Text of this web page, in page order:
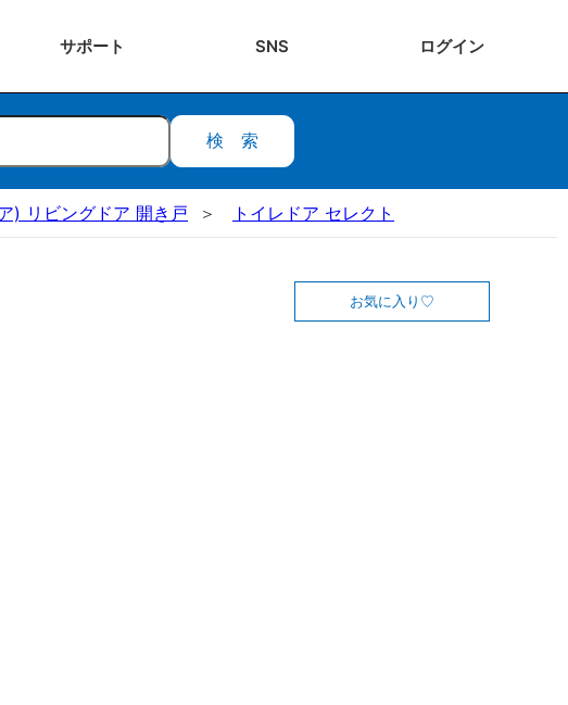
サポート SNS ログイン
検索
) リビングドア 開き戸 トイレドア セレクト
お気に入り